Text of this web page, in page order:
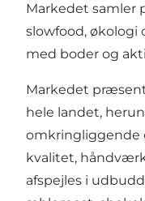
Markedet samler
slowfood, økologi
med boder og
Markedet
hele landet,
omkringliggende
kvalitet,
afspejles i